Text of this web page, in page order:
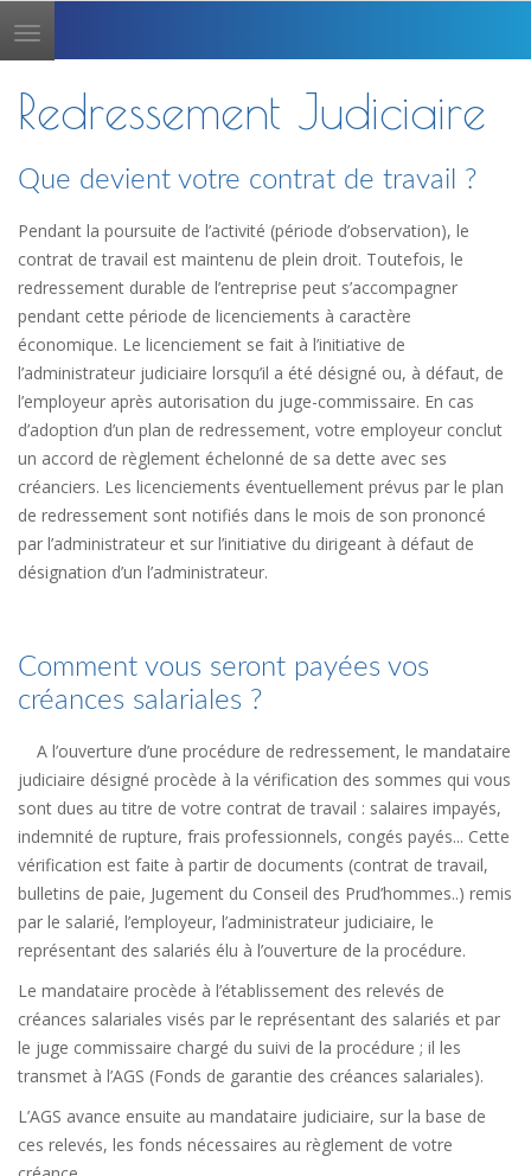
Toggle
navigation
Redressement Judiciaire
Que devient votre contrat de travail ?
Pendant la poursuite de l’activité (période d’observation), le
contrat de travail est maintenu de plein droit. Toutefois, le
redressement durable de l’entreprise peut s’accompagner
pendant cette période de licenciements à caractère
économique. Le licenciement se fait à l’initiative de
l’administrateur judiciaire lorsqu’il a été désigné ou, à défaut, de
l’employeur après autorisation du juge-commissaire. En cas
d’adoption d’un plan de redressement, votre employeur conclut
un accord de règlement échelonné de sa dette avec ses
créanciers. Les licenciements éventuellement prévus par le plan
de redressement sont notifiés dans le mois de son prononcé
par l’administrateur et sur l’initiative du dirigeant à défaut de
désignation d’un l’administrateur.
Comment vous seront payées vos
créances salariales ?
A l’ouverture d’une procédure de redressement, le mandataire
judiciaire désigné procède à la vérification des sommes qui vous
sont dues au titre de votre contrat de travail : salaires impayés,
indemnité de rupture, frais professionnels, congés payés... Cette
vérification est faite à partir de documents (contrat de travail,
bulletins de paie, Jugement du Conseil des Prud’hommes..) remis
par le salarié, l’employeur, l’administrateur judiciaire, le
représentant des salariés élu à l’ouverture de la procédure.
Le mandataire procède à l’établissement des relevés de
créances salariales visés par le représentant des salariés et par
le juge commissaire chargé du suivi de la procédure ; il les
transmet à l’AGS (Fonds de garantie des créances salariales).
L’AGS avance ensuite au mandataire judiciaire, sur la base de
ces relevés, les fonds nécessaires au règlement de votre